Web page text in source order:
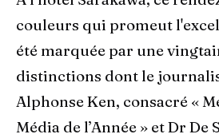
couleurs qui promeut
été marquée par une
distinctions dont le
Alphonse Ken, consacré «
Média de l’Année » et Dr De